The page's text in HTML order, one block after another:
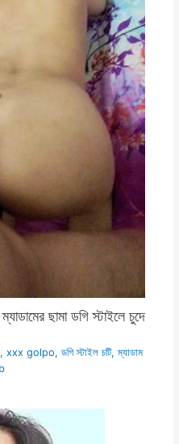
ছামা ডগি স্টাইলে চুদে
, xxx golpo, ডগি স্টাইল চটি,ম্যাডাম